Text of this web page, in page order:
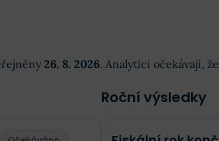
26. 8. 2026. Analytici očekávají,
Roční výsledky